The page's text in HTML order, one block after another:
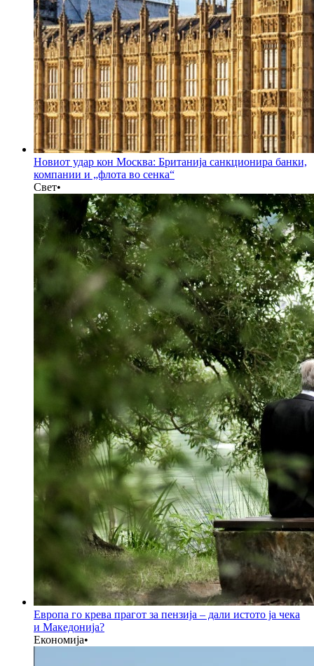
Новиот удар кон Москва: Британија санкционира банки,
компании и „флота во сенка“
Свет•
Европа го крева прагот за пензија – дали истото ја чека
и Македонија?
Економија•